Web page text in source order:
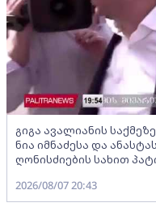
გიგა ავალიანის
ნია იმნაძესა და
ღონისძიების სახით
2026/08/07 20:43